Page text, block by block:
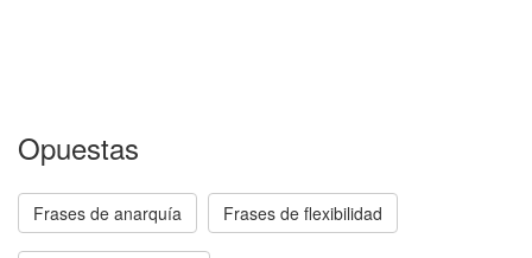
Opuestas
Frases de anarquía Frases de flexibilidad